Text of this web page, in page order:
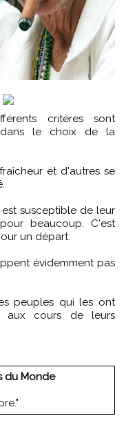
dans le choix de la
et d'autres se
susceptible de leur
beaucoup. C'est
un départ.
évidemment pas
peuples qui les ont
aux cours de leurs
du Monde